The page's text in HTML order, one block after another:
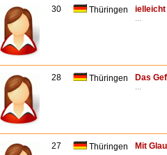
30 Thüringen ielleicht
28 Thüringen Das
27 Thüringen Mit